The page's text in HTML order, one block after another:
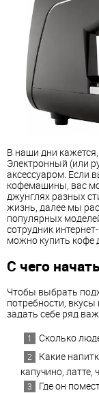
В наши дни
Электронный (или
аксессуаром. Если
кофемашины, вас
джунглях разных
жизнь, далее мы
популярных
сотрудник
можно купить кофе
С чего
Чтобы выбрать
потребности,
задать себе ряд
Сколько
Какие
капучино, латте,
Где он